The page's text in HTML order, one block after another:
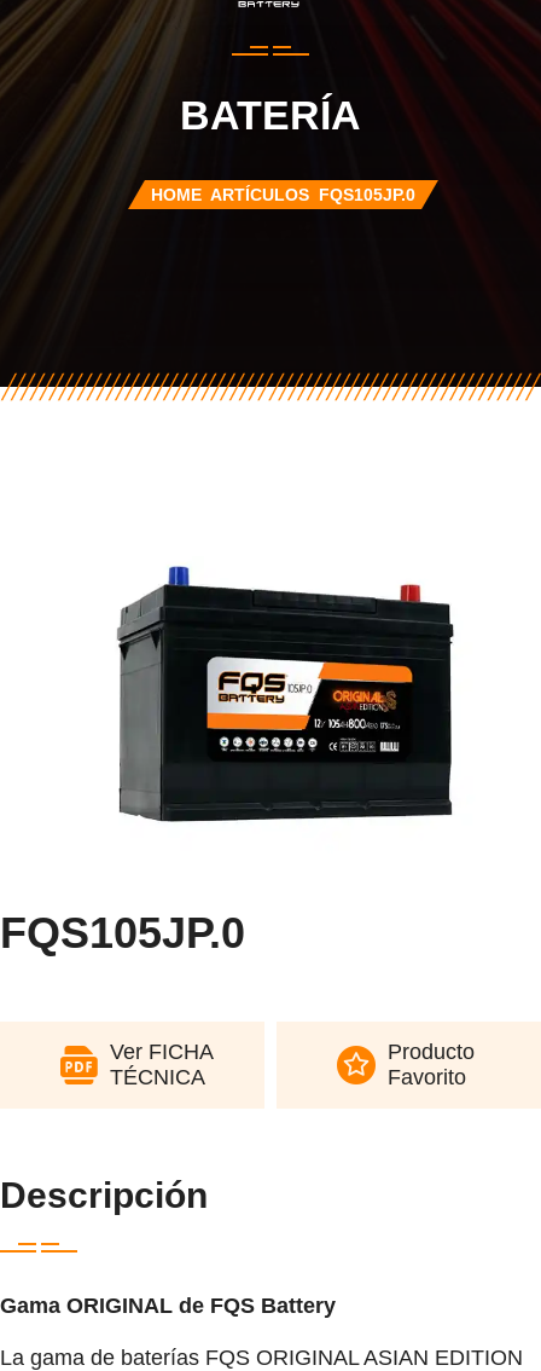
BATERÍA
HOME ARTÍCULOS FQS105JP.0
FQS105JP.0
Ver FICHA
TÉCNICA
Producto
Favorito
Descripción
Gama ORIGINAL de FQS Battery
La gama de baterías FQS ORIGINAL ASIAN EDITION